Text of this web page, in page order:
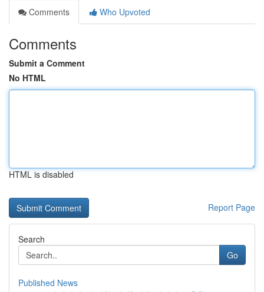
Comments
Who Upvoted
Comments
Submit a Comment
No HTML
HTML is disabled
Report Page
Search
Go
Published News